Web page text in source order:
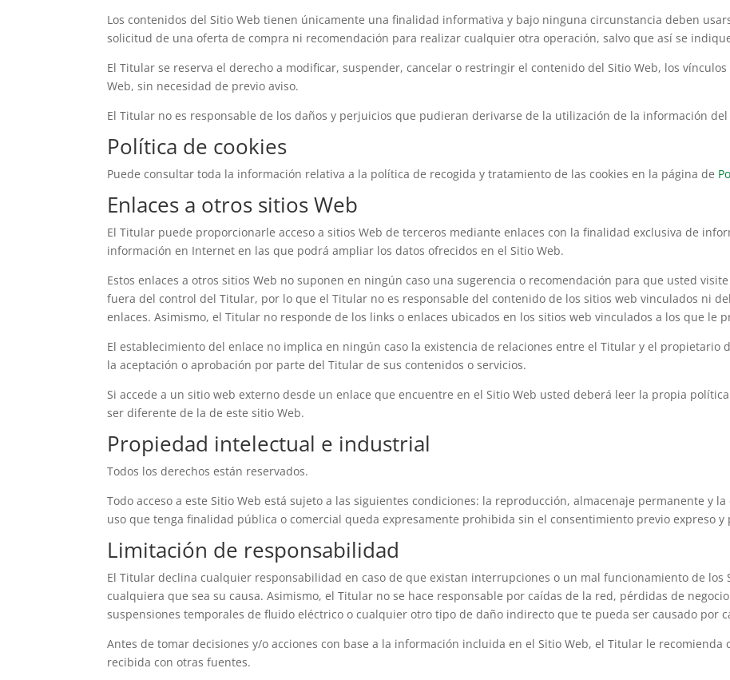
Los contenidos del Sitio Web tienen únicamente una finalidad informativa y bajo ninguna circunstancia deben
solicitud de una oferta de compra ni recomendación para realizar cualquier otra operación, salvo que así se
El Titular se reserva el derecho a modificar, suspender, cancelar o restringir el contenido del Sitio Web, los
Web, sin necesidad de previo aviso.
El Titular no es responsable de los daños y perjuicios que pudieran derivarse de la utilización de la información del
Política de cookies
Puede consultar toda la información relativa a la política de recogida y tratamiento de las cookies en la página de
Enlaces a otros sitios Web
El Titular puede proporcionarle acceso a sitios Web de terceros mediante enlaces con la finalidad exclusiva de
información en Internet en las que podrá ampliar los datos ofrecidos en el Sitio Web.
Estos enlaces a otros sitios Web no suponen en ningún caso una sugerencia o recomendación para que usted
fuera del control del Titular, por lo que el Titular no es responsable del contenido de los sitios web vinculados ni
enlaces. Asimismo, el Titular no responde de los links o enlaces ubicados en los sitios web vinculados a los que le
El establecimiento del enlace no implica en ningún caso la existencia de relaciones entre el Titular y el propietario
la aceptación o aprobación por parte del Titular de sus contenidos o servicios.
Si accede a un sitio web externo desde un enlace que encuentre en el Sitio Web usted deberá leer la propia
ser diferente de la de este sitio Web.
Propiedad intelectual e industrial
Todos los derechos están reservados.
Todo acceso a este Sitio Web está sujeto a las siguientes condiciones: la reproducción, almacenaje permanente y
uso que tenga finalidad pública o comercial queda expresamente prohibida sin el consentimiento previo expreso
Limitación de responsabilidad
El Titular declina cualquier responsabilidad en caso de que existan interrupciones o un mal funcionamiento de los
cualquiera que sea su causa. Asimismo, el Titular no se hace responsable por caídas de la red, pérdidas de
suspensiones temporales de fluido eléctrico o cualquier otro tipo de daño indirecto que te pueda ser causado por
Antes de tomar decisiones y/o acciones con base a la información incluida en el Sitio Web, el Titular le
recibida con otras fuentes.